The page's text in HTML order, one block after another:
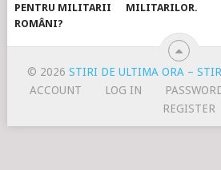
PENTRU MILITARII
ROMÂNI?
MILITARILOR.
© 2026STIRI DE ULTIMA ORA –
ACCOUNT
LOG IN
REGISTER